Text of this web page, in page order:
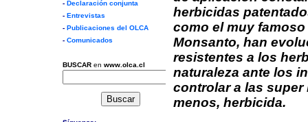
herbicidas
como el muy
Monsanto, han
resistentes a los
naturaleza ante los
controlar a las super
menos, herbicida.